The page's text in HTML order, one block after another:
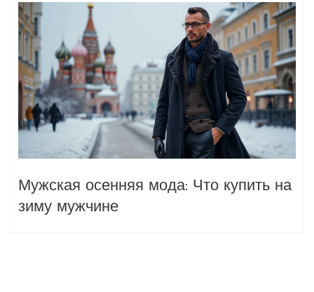
Мужская осенняя мода: Что купить на
зиму мужчине